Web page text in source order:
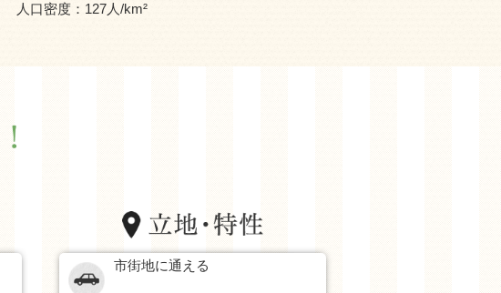
人口密度： 127人/km²
市街地に通える